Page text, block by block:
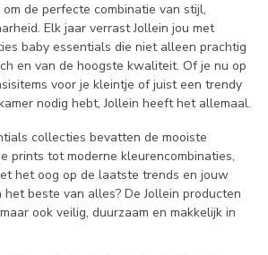
de perfecte combinatie van stijl,
Elk jaar verrast Jollein jou met
baby essentials die niet alleen prachtig
en van de hoogste kwaliteit. Of je nu op
voor je kleintje of juist een trendy
nodig hebt, Jollein heeft het allemaal.
collecties bevatten de mooiste
prints tot moderne kleurencombinaties,
het oog op de laatste trends en jouw
beste van alles? De Jollein producten
ook veilig, duurzaam en makkelijk in